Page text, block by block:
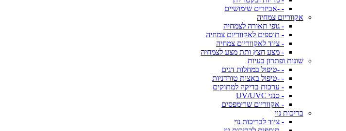
- -אביזרים שימושיים
אקווריום צמחיה
- גופי תאורה לצמחיה
- תוספים לאקווריום צמחיה
- ציוד לאקווריום צמחיה
- מצע חצץ ותת מצע לצמחיה
שונות ופתרון בעיות
- -טיפול במחלות דגים
- -טיפול באצות טורדניות
- ערכות בדיקה למתוקים
- סנני UV/UVC
- אקווריום שרימפסים
בריכות נוי
- ציוד לבריכות נוי